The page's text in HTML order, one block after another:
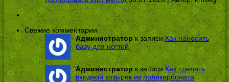
Свежие комментарии
Администраторк записиКак наносить
базу для ногтей
Администраторк записи Как сделать
входной козырек из поликарбоната